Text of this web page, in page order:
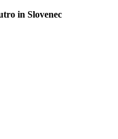
in Slovenec